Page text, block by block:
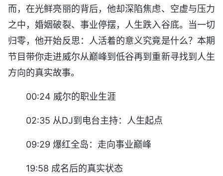
而，在光鲜亮丽的背后，他却深陷焦虑、空虚与压力
之中，婚姻破裂、事业停摆，人生跌入谷底。当一切
归零，他开始反思：人活着的意义究竟是什么？本期
节目带你走进威尔从巅峰到低谷再到重新寻找到人生
方向的真实故事。
00:24 威尔的职业生涯
02:35 从DJ到电台主持：人生起点
09:29 爆红全岛：走向事业巅峰
19:58 成名后的真实状态